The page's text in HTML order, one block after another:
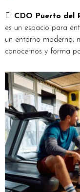
El CDO Puerto del
es un espacio para
un entorno moderno,
conocernos y forma